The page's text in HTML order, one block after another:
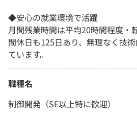
◆安心の就業環境で活躍
月間残業時間は平均20時間程度・
間休日も125日あり、無理なく技
ています。
職種名
制御開発（SE以上特に歓迎）